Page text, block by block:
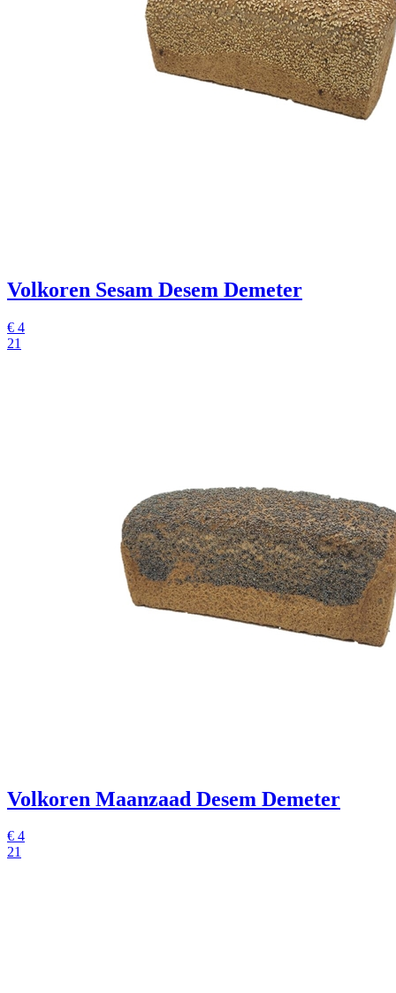
Volkoren Sesam Desem Demeter
€ 4
21
Volkoren Maanzaad Desem Demeter
€ 4
21